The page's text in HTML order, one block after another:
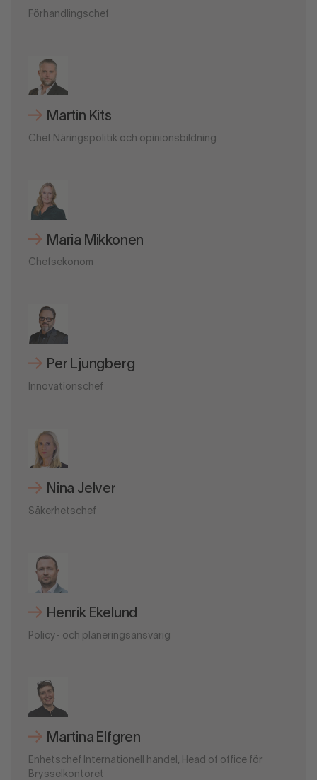
Förhandlingschef
Martin Kits
Chef Näringspolitik och opinionsbildning
Maria Mikkonen
Chefsekonom
Per Ljungberg
Innovationschef
Nina Jelver
Säkerhetschef
Henrik Ekelund
Policy- och planeringsansvarig
Martina Elfgren
Enhetschef Internationell handel, Head of office för
Brysselkontoret